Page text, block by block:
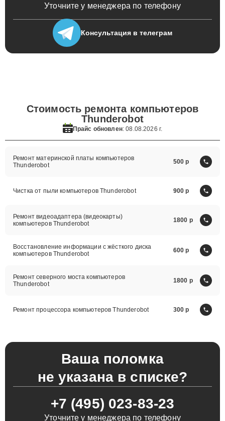
Уточните у менеджера по телефону
Консультация в телеграм
Стоимость ремонта компьютеров
Thunderobot
Прайс обновлен: 08.08.2026 г.
Ремонт материнской платы компьютеров
Thunderobot
500
Чистка от пыли компьютеров Thunderobot 900
Ремонт видеоадаптера (видеокарты)
компьютеров Thunderobot
1800
Восстановление информации с жёсткого диска
компьютеров Thunderobot
600
Ремонт северного моста компьютеров
Thunderobot
1800
Ремонт процессора компьютеров Thunderobot 300
Ваша поломка
не указана в списке?
+7 (495) 023-83-23
Уточните у менеджера по телефону